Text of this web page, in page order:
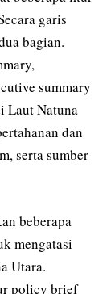
garis
bagian.
summary
Laut Natuna
dan
serta sumber
beberapa
mengatasi
Utara.
policy brief